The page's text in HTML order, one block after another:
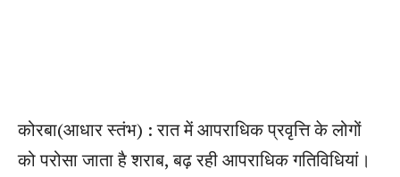
कोरबा(आधार स्तंभ) : रात में आपराधिक प्रवृत्ति के लोगों
को परोसा जाता है शराब, बढ़ रही आपराधिक गतिविधियां।